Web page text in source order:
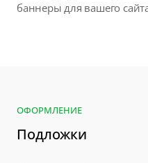
баннеры для вашего
ОФОРМЛЕНИЕ
Подложки